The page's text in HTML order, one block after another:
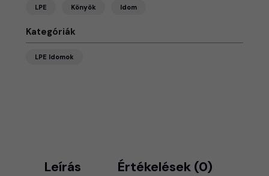
LPE Könyök Idom
Kategóriák
LPE Idomok
Leírás Értékelések (0)